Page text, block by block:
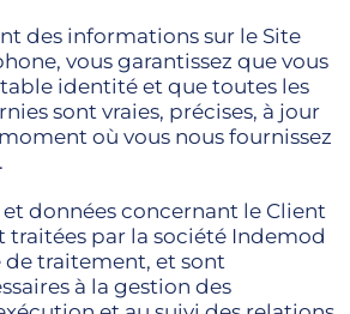
des informations sur le Site
vous garantissez que vous
identité et que toutes les
sont vraies, précises, à jour
où vous nous fournissez
données concernant le Client
traitées par la société Indemod
de traitement, et sont
à la gestion des